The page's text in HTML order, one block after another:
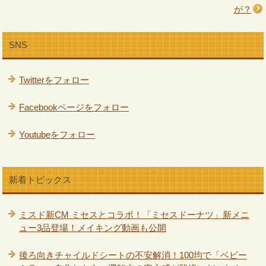
が？
SNS
Twitterをフォロー
Facebookページをフォロー
Youtubeをフォロー
新着トピックス
ミスド新CM ミセスとコラボ！「ミセスドーナツ」新メニ
ュー3品登場！メイキング動画も公開
後ろ向きチャイルドシートの不安解消！100均で「ベビー